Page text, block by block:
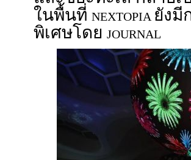
ในพื้นที่ NEXTOPIA ยังมี
พิเศษโดย JOURNAL